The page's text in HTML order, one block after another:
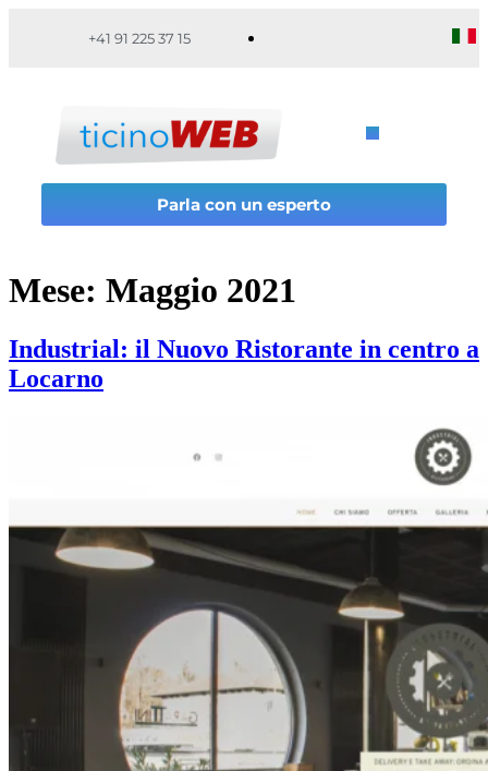
+41 91 225 37 15
Parla con un esperto
Mese: Maggio 2021
Industrial: il Nuovo Ristorante in centro a
Locarno